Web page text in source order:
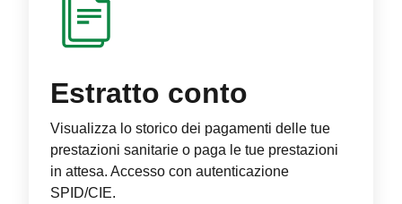
Estratto conto
Visualizza lo storico dei pagamenti delle tue
prestazioni sanitarie o paga le tue prestazioni
in attesa. Accesso con autenticazione
SPID/CIE.